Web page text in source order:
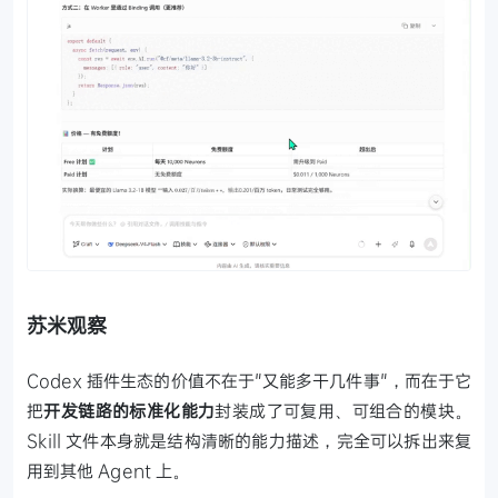
苏米观察
Codex 插件生态的价值不在于"又能多干几件事"，而在于它
把开发链路的标准化能力封装成了可复用、可组合的模块。
Skill 文件本身就是结构清晰的能力描述，完全可以拆出来复
用到其他 Agent 上。